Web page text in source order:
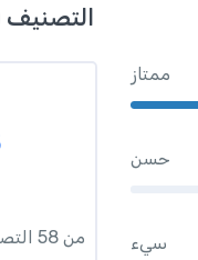
التصنيف
من 58 التصنيف (من الأعلى إلى الأقل)
ممتاز
حسن
سيء